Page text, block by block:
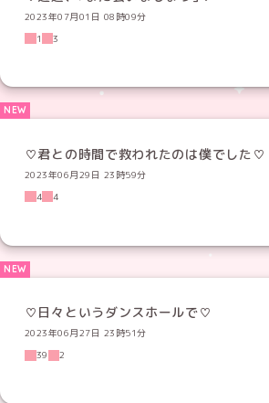
2023年07月01日 08時09分
1
3
♡君との時間で救われたのは僕でした♡
2023年06月29日 23時59分
4
4
♡日々というダンスホールで♡
2023年06月27日 23時51分
39
2